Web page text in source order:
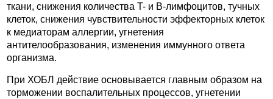
ткани, снижения количества T- и B-лимфоцитов, тучных
клеток, снижения чувствительности эффекторных клеток
к медиаторам аллергии, угнетения
антителообразования, изменения иммунного ответа
организма.
При ХОБЛ действие основывается главным образом на
торможении воспалительных процессов, угнетении